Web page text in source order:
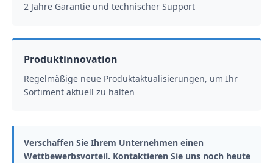
2 Jahre Garantie und technischer Support
Produktinnovation
Regelmäßige neue Produktaktualisierungen, um Ihr
Sortiment aktuell zu halten
Verschaffen Sie Ihrem Unternehmen einen
Wettbewerbsvorteil. Kontaktieren Sie uns noch heute